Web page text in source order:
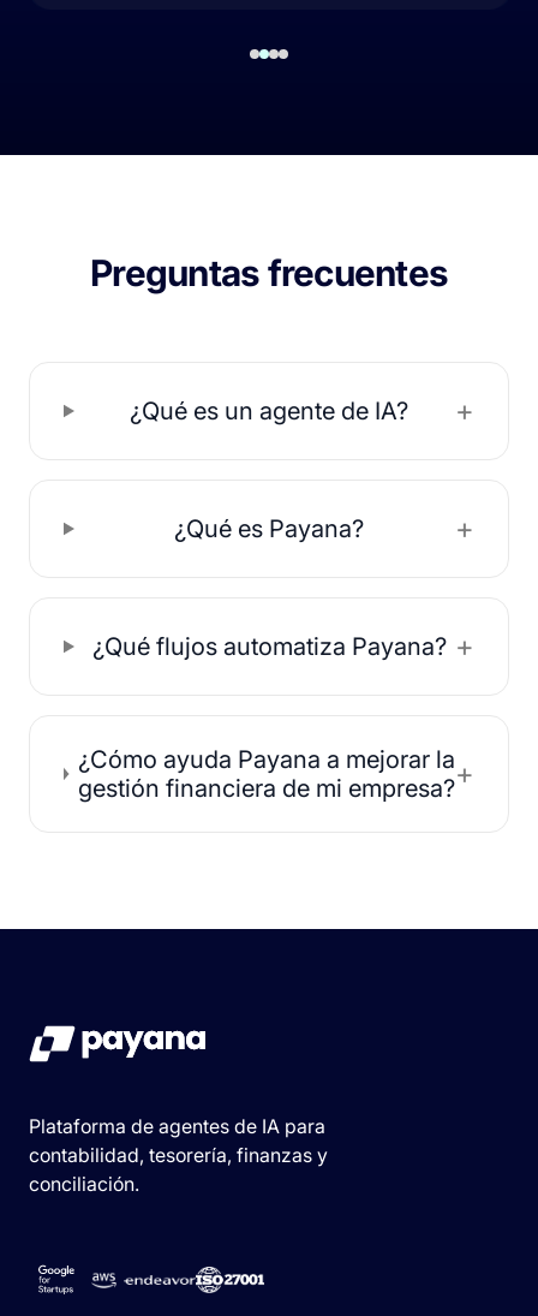
Preguntas frecuentes
¿Qué es un agente de IA? +
¿Qué es Payana? +
¿Qué flujos automatiza Payana? +
¿Cómo ayuda Payana a mejorar la
gestión financiera de mi empresa?+
Plataforma de agentes de IA para
contabilidad, tesorería, finanzas y
conciliación.